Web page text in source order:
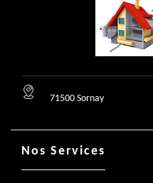
71500 Sornay
Nos Services